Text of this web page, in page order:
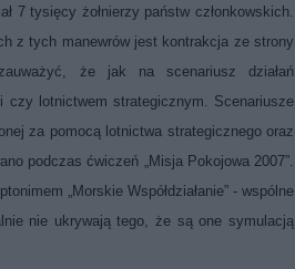
7 tysięcy żołnierzy państw członkowskich.
z tych manewrów jest kontrakcja ze strony
że jak na scenariusz działań
czy lotnictwem strategicznym. Scenariusze
za pomocą lotnictwa strategicznego oraz
podczas ćwiczeń „Misja Pokojowa 2007”.
„Morskie Współdziałanie” - wspólne
nie ukrywają tego, że są one symulacją